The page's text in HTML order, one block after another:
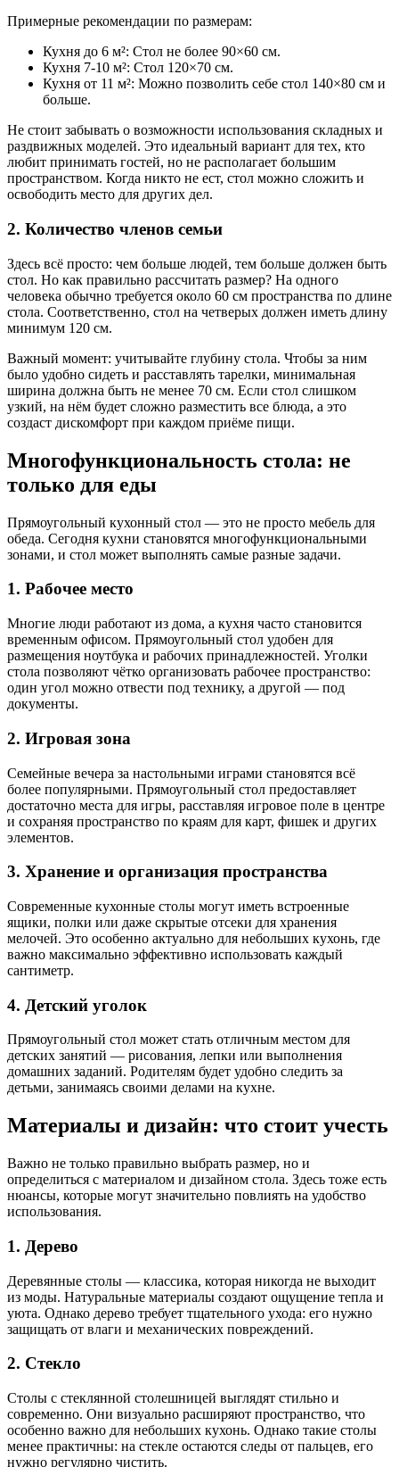
Примерные рекомендации по размерам:
Кухня до 6 м²: Стол не более 90×60 см.
Кухня 7-10 м²: Стол 120×70 см.
Кухня от 11 м²: Можно позволить себе стол 140×80 см и
больше.
Не стоит забывать о возможности использования складных и
раздвижных моделей. Это идеальный вариант для тех, кто
любит принимать гостей, но не располагает большим
пространством. Когда никто не ест, стол можно сложить и
освободить место для других дел.
2. Количество членов семьи
Здесь всё просто: чем больше людей, тем больше должен быть
стол. Но как правильно рассчитать размер? На одного
человека обычно требуется около 60 см пространства по длине
стола. Соответственно, стол на четверых должен иметь длину
минимум 120 см.
Важный момент: учитывайте глубину стола. Чтобы за ним
было удобно сидеть и расставлять тарелки, минимальная
ширина должна быть не менее 70 см. Если стол слишком
узкий, на нём будет сложно разместить все блюда, а это
создаст дискомфорт при каждом приёме пищи.
Многофункциональность стола: не
только для еды
Прямоугольный кухонный стол — это не просто мебель для
обеда. Сегодня кухни становятся многофункциональными
зонами, и стол может выполнять самые разные задачи.
1. Рабочее место
Многие люди работают из дома, а кухня часто становится
временным офисом. Прямоугольный стол удобен для
размещения ноутбука и рабочих принадлежностей. Уголки
стола позволяют чётко организовать рабочее пространство:
один угол можно отвести под технику, а другой — под
документы.
2. Игровая зона
Семейные вечера за настольными играми становятся всё
более популярными. Прямоугольный стол предоставляет
достаточно места для игры, расставляя игровое поле в центре
и сохраняя пространство по краям для карт, фишек и других
элементов.
3. Хранение и организация пространства
Современные кухонные столы могут иметь встроенные
ящики, полки или даже скрытые отсеки для хранения
мелочей. Это особенно актуально для небольших кухонь, где
важно максимально эффективно использовать каждый
сантиметр.
4. Детский уголок
Прямоугольный стол может стать отличным местом для
детских занятий — рисования, лепки или выполнения
домашних заданий. Родителям будет удобно следить за
детьми, занимаясь своими делами на кухне.
Материалы и дизайн: что стоит учесть
Важно не только правильно выбрать размер, но и
определиться с материалом и дизайном стола. Здесь тоже есть
нюансы, которые могут значительно повлиять на удобство
использования.
1. Дерево
Деревянные столы — классика, которая никогда не выходит
из моды. Натуральные материалы создают ощущение тепла и
уюта. Однако дерево требует тщательного ухода: его нужно
защищать от влаги и механических повреждений.
2. Стекло
Столы с стеклянной столешницей выглядят стильно и
современно. Они визуально расширяют пространство, что
особенно важно для небольших кухонь. Однако такие столы
менее практичны: на стекле остаются следы от пальцев, его
нужно регулярно чистить.